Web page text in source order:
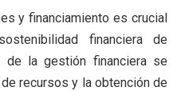
y financiamiento es crucial
financiera de
de la gestión financiera se
recursos y la obtención de